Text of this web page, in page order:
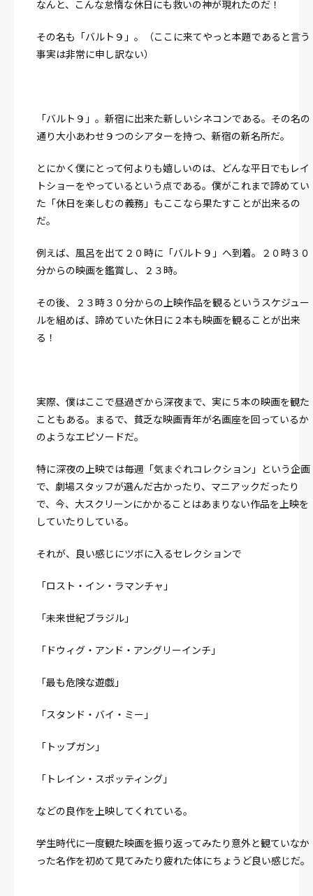
なんと、こんな怠惰な休日にも救いの神が現れたのだ！
その名も「バルト９」。（ここに来てやっと本題であると言う
事実は非常に申し訳ない）
「バルト９」。新宿に出来た新しいシネコンである。その名の
通り大小あわせ９つのシアターを持つ、新宿の新名所だ。
とにかく僕にとって何よりも嬉しいのは、どんな平日でもレイ
トショーをやっているという点である。 僕がこれまで諦めてい
た「休日を楽しむの義務」もここなら果たすことが出来るの
だ。
例えば、風呂を出て２０時に「バルト９」へ到着。２０時３０
分からの映画を鑑賞し、２３時。
その後、２３時３０分からの上映作品を観るというスケジュー
ルを組めば、諦めていた休日に２本も映画を観ることが出来
る！
実際、僕はここで昼過ぎから深夜まで、実に５本の映画を観た
こともある。 まるで、貧乏な映画青年が名画座を回っているか
のようなエピソードだ。
特に深夜の上映では毎週「気まぐれコレクション」という企画
で、劇場スタッフが選んだ古かったり、マニアックだったり
で、今、大スクリーンにかかることはあまりない作品を上映を
していたりしている。
それが、良い感じにツボに入るセレクションで
「ロスト・イン・ラマンチャ」
「未来世紀ブラジル」
「ドウィグ・アンド・アングリーインチ」
「最も危険な遊戯」
「スタンド・バイ・ミー」
「トップガン」
「トレイン・スポッティング」
などの良作を上映してくれている。
学生時代に一度観た映画を振り返ってみたり意外と観ていなか
った名作を初めて見てみたり疲れた体にちょうど良い感じだ。